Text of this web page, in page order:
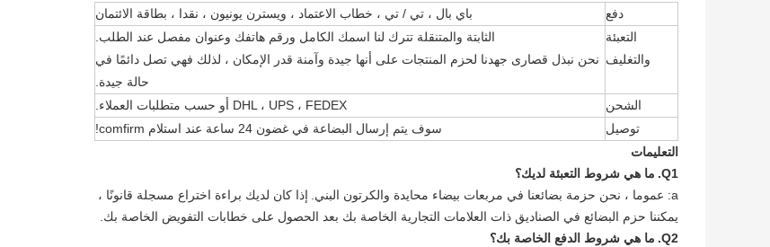
دفع
باي بال ، تي / تي ، خطاب الاعتماد ، ويسترن يونيون ، نقدا ، بطاقة الائتمان
التعبئة
والتغليف
الثابتة والمتنقلة تترك لنا اسمك الكامل ورقم هاتفك وعنوان مفصل عند الطلب.
نحن نبذل قصارى جهدنا لحزم المنتجات على أنها جيدة وآمنة قدر الإمكان ، لذلك فهي تصل دائمًا في
حالة جيدة.
الشحن
DHL ، UPS ، FEDEX أو حسب متطلبات العملاء.
توصيل
سوف يتم إرسال البضاعة في غضون 24 ساعة عند استلام comfirm!
التعليمات
Q1. ما هي شروط التعبئة لديك؟
a: عموما ، نحن حزمة بضائعنا في مربعات بيضاء محايدة والكرتون البني.
إذا كان لديك براءة اختراع مسجلة قانونًا ،
يمكننا حزم البضائع في الصناديق ذات العلامات التجارية الخاصة بك بعد الحصول على خطابات التفويض الخاصة بك.
Q2. ما هي شروط الدفع الخاصة بك؟